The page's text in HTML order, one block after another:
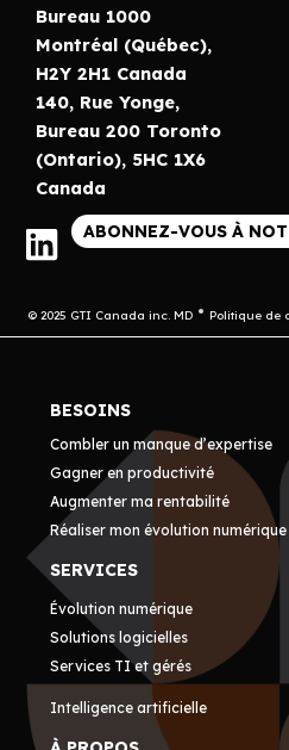
Bureau 1000
Montréal (Québec),
H2Y 2H1 Canada
140, Rue Yonge,
Bureau 200 Toronto
(Ontario), 5HC 1X6
Canada
ABONNEZ-VOUS À
© 2025 GTI Canada inc. MD Politique de
BESOINS
Combler un manque d’expertise
Gagner en productivité
Augmenter ma rentabilité
Réaliser mon évolution numérique
SERVICES
Évolution numérique
Solutions logicielles
Services TI et gérés
Intelligence artificielle